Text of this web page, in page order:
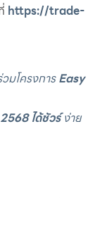
https://trade-
มโครงการEasy
ได้ชัวร์ง่าย